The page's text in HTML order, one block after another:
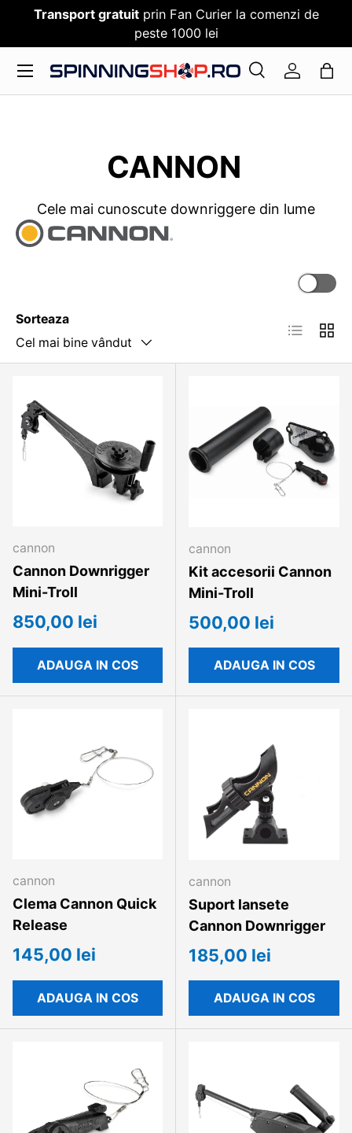
SARI PESTE CONTENT
Transport gratuitprin Fan Curier la comenzi de
peste 1000 lei
Cauta
CautaLog in
Meniu
CANNON
Cele mai cunoscute downriggere din lume
Sorteaza
Cel mai bine vândut
cannon
Cannon Downrigger
Mini-Troll
850,00 lei
ADAUGA IN COS
cannon
Kit accesorii Cannon
Mini-Troll
500,00 lei
ADAUGA IN COS
cannon
Clema Cannon Quick
Release
145,00 lei
ADAUGA IN COS
cannon
Suport lansete
Cannon Downrigger
185,00 lei
ADAUGA IN COS